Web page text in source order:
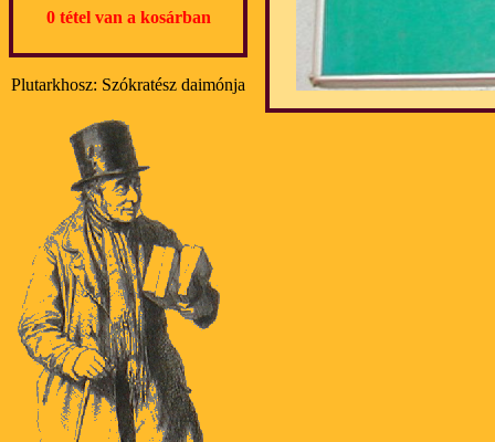
0 tétel van a kosárban
Plutarkhosz: Szókratész daimónja